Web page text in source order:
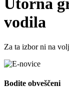
Utorna
vodila
Za ta izbor ni na
Bodite obveščeni